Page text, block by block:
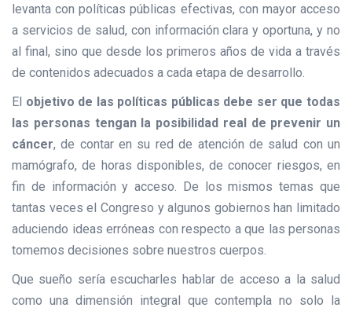
levanta con políticas públicas efectivas, con mayor acceso
a servicios de salud, con información clara y oportuna, y no
al final, sino que desde los primeros años de vida a través
de contenidos adecuados a cada etapa de desarrollo.
El objetivo de las políticas públicas debe ser que todas
las personas tengan la posibilidad real de prevenir un
cáncer, de contar en su red de atención de salud con un
mamógrafo, de horas disponibles, de conocer riesgos, en
fin de información y acceso. De los mismos temas que
tantas veces el Congreso y algunos gobiernos han limitado
aduciendo ideas erróneas con respecto a que las personas
tomemos decisiones sobre nuestros cuerpos.
Que sueño sería escucharles hablar de acceso a la salud
como una dimensión integral que contempla no solo la